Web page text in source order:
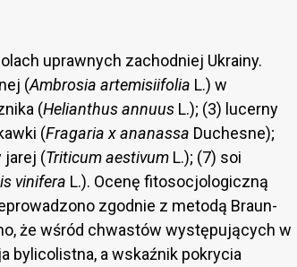
uprawnych zachodniej Ukrainy.
(Ambrosia artemisiifolia L.) w
(Helianthus annuus L.); (3) lucerny
(Fragaria x ananassa Duchesne);
jarej (Triticum aestivum L.); (7) soi
vinifera L.). Ocenę fitosocjologiczną
zgodnie z metodą Braun-
że wśród chwastów występujących w
bylicolistna, a wskaźnik pokrycia